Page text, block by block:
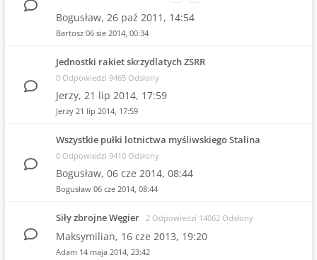
Bogusław, 26 paź 2011, 14:54
Bartosz 06 sie 2014, 00:34
Jednostki rakiet skrzydlatych ZSRR
0 Odpowiedzi 9465 Odsłony
Jerzy, 21 lip 2014, 17:59
Jerzy 21 lip 2014, 17:59
Wszystkie pułki lotnictwa myśliwskiego Stalina
0 Odpowiedzi 9410 Odsłony
Bogusław, 06 cze 2014, 08:44
Bogusław 06 cze 2014, 08:44
Siły zbrojne Węgier 2 Odpowiedzi 14062 Odsłony
Maksymilian, 16 cze 2013, 19:20
Adam 14 maja 2014, 23:42